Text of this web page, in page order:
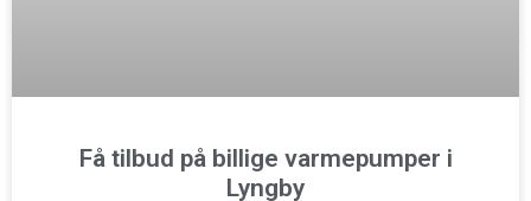
Få tilbud på billige varmepumper i
Lyngby